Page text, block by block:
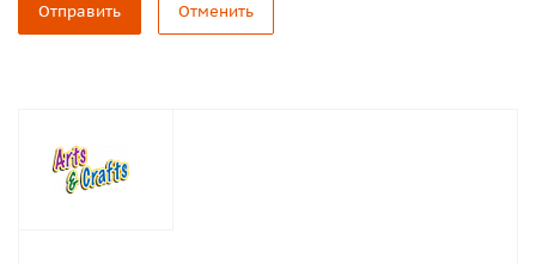
Отправить Отменить